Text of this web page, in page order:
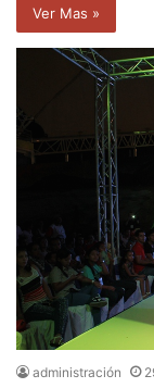
Ver Mas »
administración